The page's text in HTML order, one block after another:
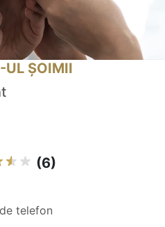
UL ȘOIMII
(6)
telefon